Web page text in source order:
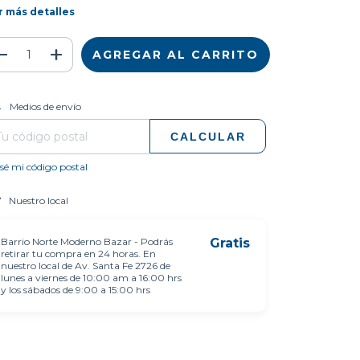
más detalles
para el CP:
Medios de envío
CALCULAR
mi código postal
Nuestro local
Barrio Norte Moderno Bazar - Podrás
retirar tu compra en 24 horas. En
nuestro local de Av. Santa Fe 2726 de
lunes a viernes de 10:00 am a 16:00 hrs
y los sábados de 9:00 a 15:00 hrs
Gratis